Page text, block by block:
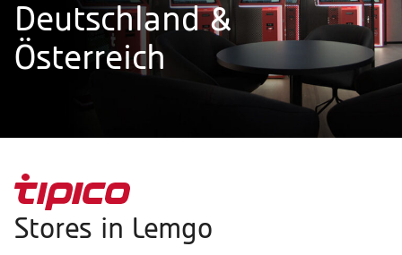
Deutschland &
Österreich
Stores in Lemgo